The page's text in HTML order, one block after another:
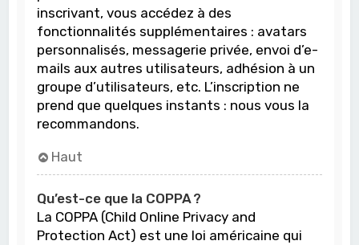
inscrivant, vous accédez à des
fonctionnalités supplémentaires : avatars
personnalisés, messagerie privée, envoi d’e-
mails aux autres utilisateurs, adhésion à un
groupe d’utilisateurs, etc. L’inscription ne
prend que quelques instants : nous vous la
recommandons.
Haut
Qu’est-ce que la COPPA ?
La COPPA (Child Online Privacy and
Protection Act) est une loi américaine qui